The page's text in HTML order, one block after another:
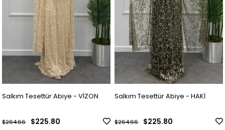
Salkım Tesettür Abiye - VİZON
$225.80
$264.66
Salkım Tesettür Abiye - HAKİ
$225.80
$264.66